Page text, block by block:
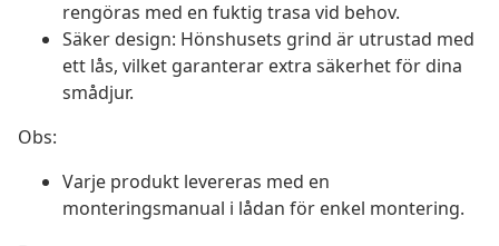
rengöras med en fuktig trasa vid behov.
Säker design: Hönshusets grind är utrustad med
ett lås, vilket garanterar extra säkerhet för dina
smådjur.
Obs:
Varje produkt levereras med en
monteringsmanual i lådan för enkel montering.